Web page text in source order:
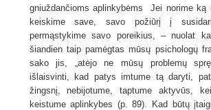
gniuždančioms aplinkybėms Jei norime ką
keiskime save, savo požiūrį į
permąstykime savo poreikius, – nuolat
šiandien taip pamėgtas mūsų psichologų
sako jis, „atėjo ne mūsų problemų
išlaisvinti, kad patys imtume tą daryti,
žingsnį, nebijotume, taptume aktyvūs,
keistume aplinkybes (p. 89). Kad būtų